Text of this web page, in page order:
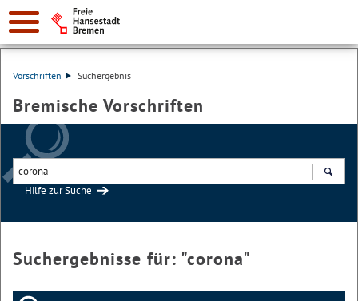
Vorschriften Suchergebnis
Bremische Vorschriften
Hilfe zur Suche
Suchergebnisse für: "corona"